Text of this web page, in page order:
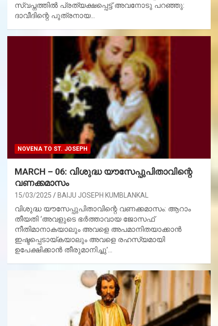
സ്വപ്നത്തില്‍ പ്രത്യക്ഷപ്പെട്ട് അവനോടു പറഞ്ഞു:
ദാവീദിന്റെ പുത്രനായ…
NOVENA TO ST. JOSEPH
MARCH – 06: വിശുദ്ധ യൗസേപ്പുപിതാവിന്റെ
വണക്കമാസം
15/03/2025 BAIJU JOSEPH KUMBLANKAL
വിശുദ്ധ യൗസേപ്പുപിതാവിന്റെ വണക്കമാസം: ആറാം
തീയതി ‘അവളുടെ ഭര്‍ത്താവായ ജോസഫ്
നീതിമാനാകയാലും അവളെ അപമാനിതയാക്കാന്‍
ഇഷ്ടപ്പെടായ്കയാലും അവളെ രഹസ്യമായി
ഉപേക്ഷിക്കാന്‍ തീരുമാനിച്ചു’…